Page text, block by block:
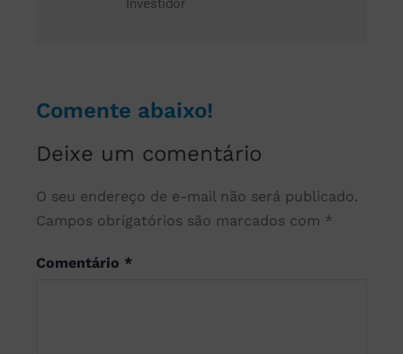
Investidor
Comente abaixo!
Deixe um comentário
O seu endereço de e-mail não será publicado.
Campos obrigatórios são marcados com *
Comentário *